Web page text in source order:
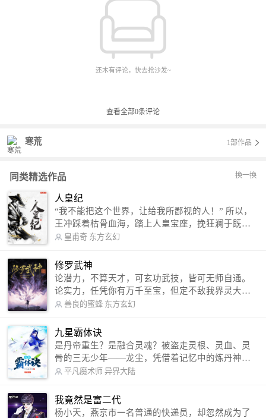
还木有评论，快去抢沙发~
查看全部0条评论
寒荒 1部作品
同类精选作品 换一换
人皇纪
“我不能把这个世界，让给我所鄙视的人！” 所以，
王冲踩着枯骨血海，踏上人皇宝座，挽狂澜于既
倒，扶大厦之将倾，成就了一段无上的传说！ 微信
微博：皇甫奇（地址：http://weibo.com/u/25284575
87） QQ交流群：320238210【普通群】 574501330
【VIP订阅群】 欢迎大家关注。
皇甫奇 东方玄幻
修罗武神
论潜力，不算天才，可玄功武技，皆可无师自通。
论实力，任凭你有万千至宝，但定不敌我界灵大
军。 我是谁？天下众生视我为修罗，却不知，我以
信公众号：善良的蜜蜂后援会）
善良的蜜蜂 东方玄幻
九星霸体诀
是丹帝重生？是融合灵魂？被盗走灵根、灵血、灵
骨的三无少年——龙尘，凭借着记忆中的炼丹神
术，修行神秘功法九星霸体诀，拨开重重迷雾，解
勾搭各色美女，镇压恶鬼邪神。 江湖传闻：龙
尘一到，地吼天啸。龙尘一出，鬼泣神哭。 本
平凡魔术师 异界大陆
我竟然是富二代
杨小天，燕京市一名普通的快递员，却忽然成为了